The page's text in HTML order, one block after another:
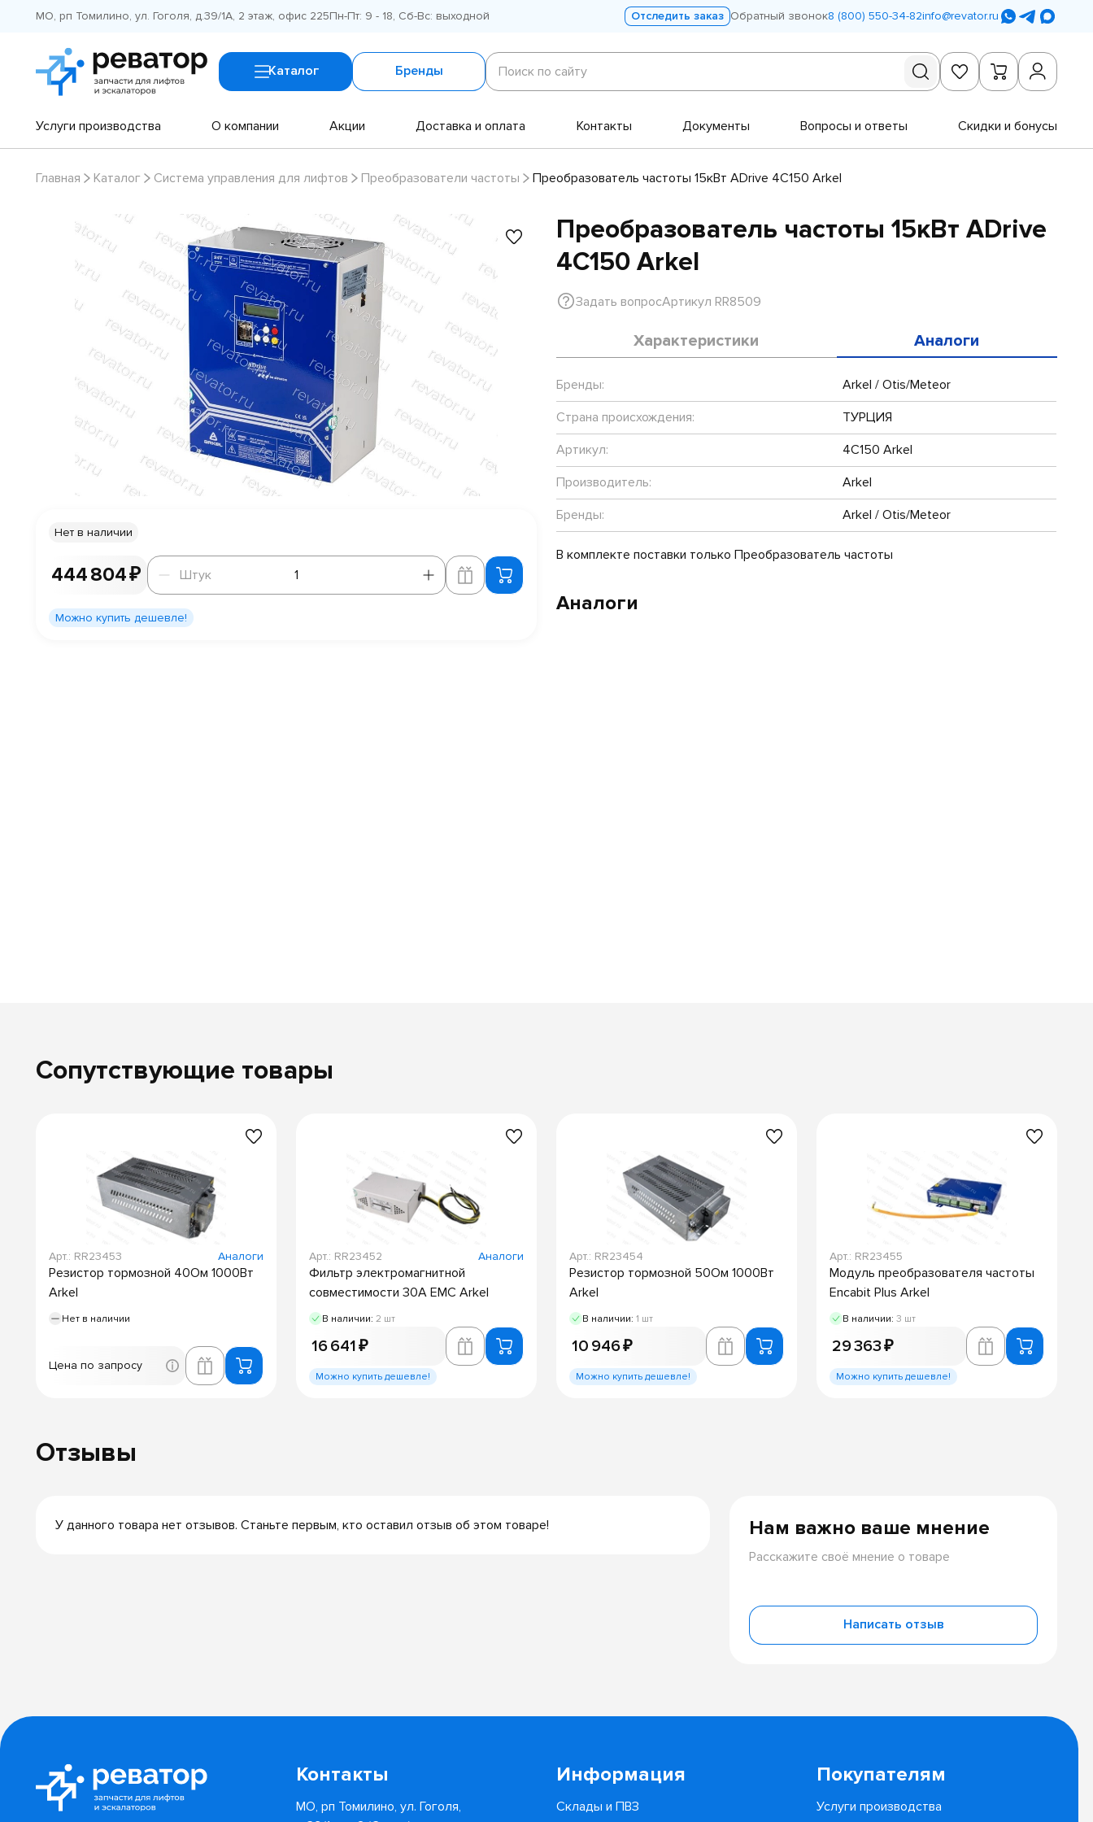
МО, рп Томилино, ул. Гоголя, д.39/1А, 2 этаж, офис 225Пн-Пт: 9 - 18, Сб-Вс: выходной Отследить заказ Обратный звонок8 (800) 550-34-82info@revator.ru
Каталог Бренды
Поиск
по
сайту
Поиск по сайту
Услуги производства О компании Акции Доставка и оплата Контакты Документы Вопросы и ответы Скидки и бонусы
Главная Каталог Система управления для лифтов Преобразователи частоты Преобразователь частоты 15кВт ADrive 4C150 Arkel
Преобразователь частоты 15кВт ADrive
4C150 Arkel
Задать вопросАртикул RR8509
Нет в наличии
444 804 ₽
Штук
Штук
Можно купить дешевле!
Характеристики Аналоги
Бренды:
Arkel / Otis/Meteor
Страна происхождения:
ТУРЦИЯ
Артикул:
4C150 Arkel
Производитель:
Arkel
Бренды:
Arkel / Otis/Meteor
В комплекте поставки только Преобразователь частоты
Аналоги
Сопутствующие товары
Арт.: RR23453 Аналоги
Резистор тормозной 40Ом 1000Вт
Arkel
Нет в наличии
Цена по запросу
Арт.: RR23452 Аналоги
Фильтр электромагнитной
совместимости 30А ЕМС Arkel
В наличии: 2 шт
16 641 ₽
Можно купить дешевле!
Арт.: RR23454
Резистор тормозной 50Ом 1000Вт
Arkel
В наличии: 1 шт
10 946 ₽
Можно купить дешевле!
Арт.: RR23455
Модуль преобразователя частоты
Encabit Plus Arkel
В наличии: 3 шт
29 363 ₽
Можно купить дешевле!
Отзывы
У данного товара нет отзывов. Станьте первым, кто оставил отзыв об этом товаре! Нам важно ваше мнение
Расскажите своё мнение о товаре
Написать отзыв
Контакты
МО, рп Томилино, ул. Гоголя,
Информация
Склады и ПВЗ
Покупателям
Услуги производства